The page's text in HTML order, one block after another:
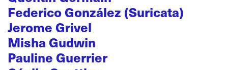
Federico González (Suricata)
Jerome Grivel
Misha Gudwin
Pauline Guerrier